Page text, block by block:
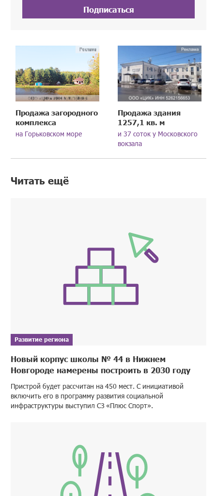
Подписаться
Продажа загородного
комплекса
на Горьковском море
Продажа здания
1257,1 кв. м
и 37 соток у Московского
вокзала
Читать ещё
Развитие региона
Новый корпус школы № 44 в Нижнем
Новгороде намерены построить в 2030 году
Пристрой будет рассчитан на 450 мест. С инициативой
включить его в программу развития социальной
инфраструктуры выступил СЗ «Плюс Спорт».